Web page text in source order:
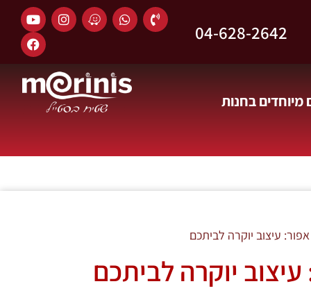
04-628-2642
בחנות
עיצוב יוקרה לביתכם
יוקרה לביתכם